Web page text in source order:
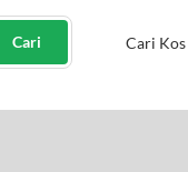
Cari Cari Kos